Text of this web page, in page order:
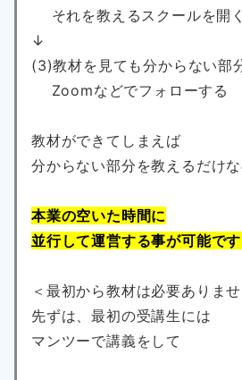
それを教えるスクールを開く
↓
(3)教材を見ても分からない部
Zoomなどでフォローする
教材ができてしまえば
分からない部分を教えるだけ
本業の空いた時間に
並行して運営する事が可能です
＜最初から教材は必要ありませ
先ずは、最初の受講生には
マンツーで講義をして